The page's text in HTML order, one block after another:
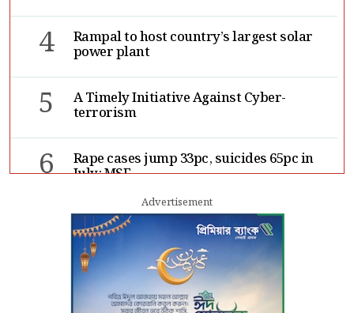
4 Rampal to host country’s largest solar
power plant
5 A Timely Initiative Against Cyber-
terrorism
6 Rape cases jump 33pc, suicides 65pc in
July: MSF
Sergio Gor, Dinesh Trivedi hold meeting
in Dhaka
Advertisement